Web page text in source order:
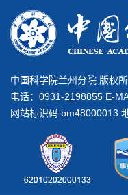
中国科学院兰州分院 版权
电话：0931-2198855 E-
网站标识码:bm48000013